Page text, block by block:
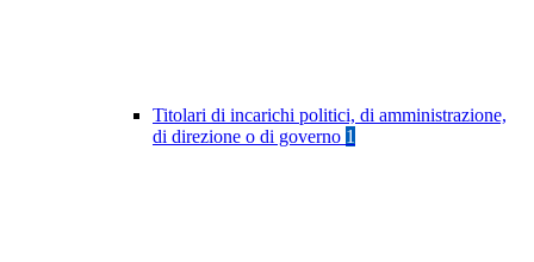
Titolari di incarichi politici, di amministrazione,
di direzione o di governo 1